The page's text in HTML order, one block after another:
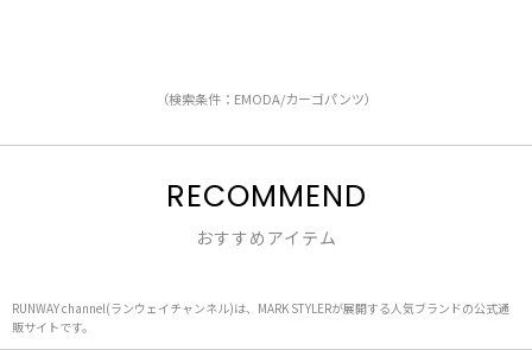
（検索条件：EMODA/カーゴパンツ）
RECOMMEND
おすすめアイテム
RUNWAY channel(ランウェイチャンネル)は、MARK STYLERが展開する人気ブランドの公式通
販サイトです。